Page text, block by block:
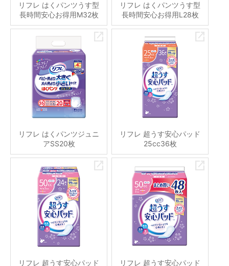
リフレ はくパンツうす型
長時間安心お得用M32枚
リフレ はくパンツうす型
長時間安心お得用L28枚
リフレ はくパンツジュニ
アSS20枚
リフレ 超うす安心パッド
25cc36枚
リフレ 超うす安心パッド リフレ 超うす安心パッド